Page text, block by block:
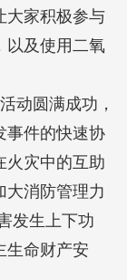
大家积极参与
以及使用二氧
动圆满成功，
事件的快速协
火灾中的互助
大消防管理力
发生上下功
生命财产安